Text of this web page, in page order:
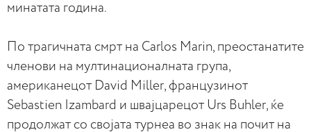
минатата година.
По трагичната смрт на Carlos Marin, преостанатите
членови на мултинационалната група,
американецот David Miller, французинот
Sebastien Izambard и швајцарецот Urs Buhler, ќе
продолжат со својата турнеа во знак на почит на